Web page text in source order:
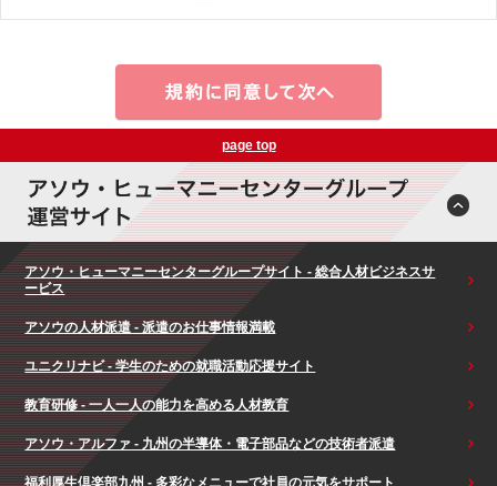
page top
アソウ・ヒューマニーセンターグループサイト - 総合人材ビジネスサ
ービス
アソウの人材派遣 - 派遣のお仕事情報満載
ユニクリナビ - 学生のための就職活動応援サイト
教育研修 - 一人一人の能力を高める人材教育
アソウ・アルファ - 九州の半導体・電子部品などの技術者派遣
福利厚生倶楽部九州 - 多彩なメニューで社員の元気をサポート